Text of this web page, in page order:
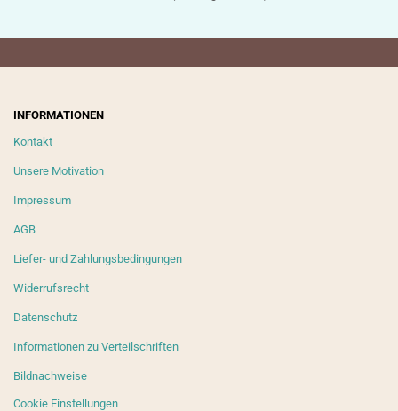
INFORMATIONEN
Kontakt
Unsere Motivation
Impressum
AGB
Liefer- und Zahlungsbedingungen
Widerrufsrecht
Datenschutz
Informationen zu Verteilschriften
Bildnachweise
Cookie Einstellungen